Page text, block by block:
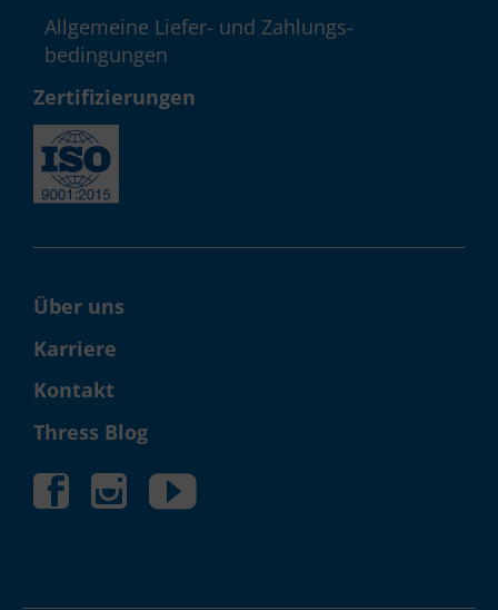
Allgemeine Liefer- und Zahlungs­
bedingungen
Zerti­fizie­rungen
Über uns
Karriere
Kontakt
Thress Blog